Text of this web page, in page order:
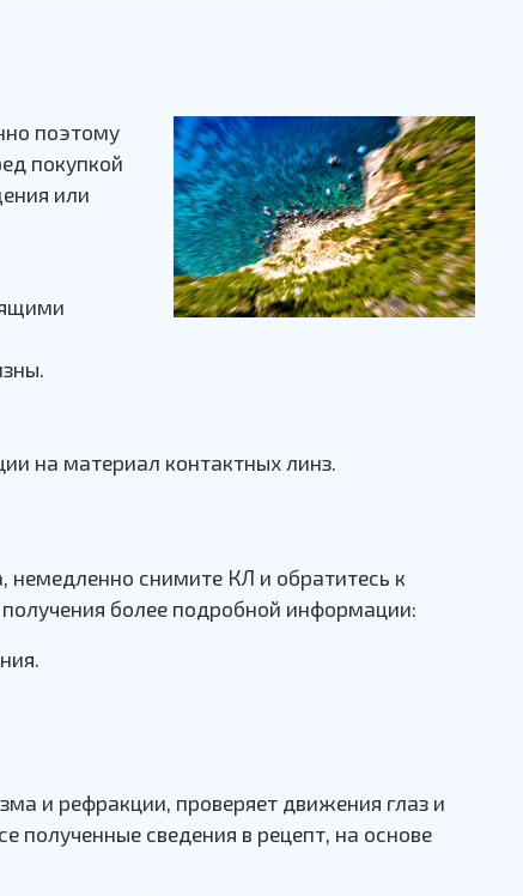
поэтому
покупкой
или
на материал контактных линз.
немедленно снимите КЛ и обратитесь к
более подробной информации:
и рефракции, проверяет движения глаз и
полученные сведения в рецепт, на основе